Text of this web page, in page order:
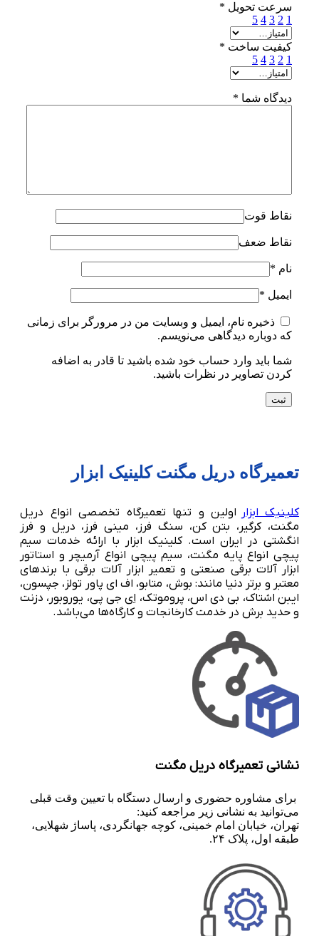
سرعت تحویل *
1
2
3
4
5
کیفیت ساخت *
1
2
3
4
5
دیدگاه شما *
نقاط قوت
نقاط ضعف
نام *
ایمیل *
ذخیره نام، ایمیل و وبسایت من در مرورگر برای زمانی
که دوباره دیدگاهی می‌نویسم.
شما باید وارد حساب خود شده باشید تا قادر به اضافه
کردن تصاویر در نظرات باشید.
تعمیرگاه دریل مگنت کلینیک ابزار
کلینیک ابزار اولین و تنها تعمیرگاه تخصصی انواع دریل
مگنت، کرگیر، بتن کن، سنگ فرز، مینی فرز، دریل و فرز
انگشتی در ایران است. کلینیک ابزار با ارائه خدمات سیم
پیچی انواع پایه مگنت، سیم پیچی انواع آرمیچر و استاتور
ابزار آلات برقی صنعتی و تعمیر ابزار آلات برقی با برندهای
معتبر و برتر دنیا مانند: بوش، متابو، اف ای پاور تولز، جپسون،
ایبن اشتاک، بی دی اس، پروموتک، اِی جی پی، یوروبور، دزنت
و حدید برش در خدمت کارخانجات و کارگاه‌ها می‌باشد.
نشانی تعمیرگاه دریل مگنت
برای مشاوره حضوری و ارسال دستگاه با تعیین وقت قبلی
می‌توانید به نشانی زیر مراجعه کنید:
تهران، خیابان امام خمینی، کوچه جهانگردی، پاساژ شهلایی،
طبقه اول، پلاک ۲۴.